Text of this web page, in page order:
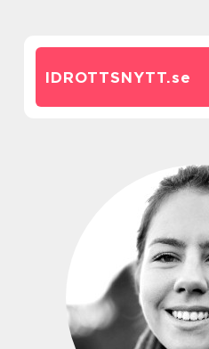
IDROTTSNYTT.se